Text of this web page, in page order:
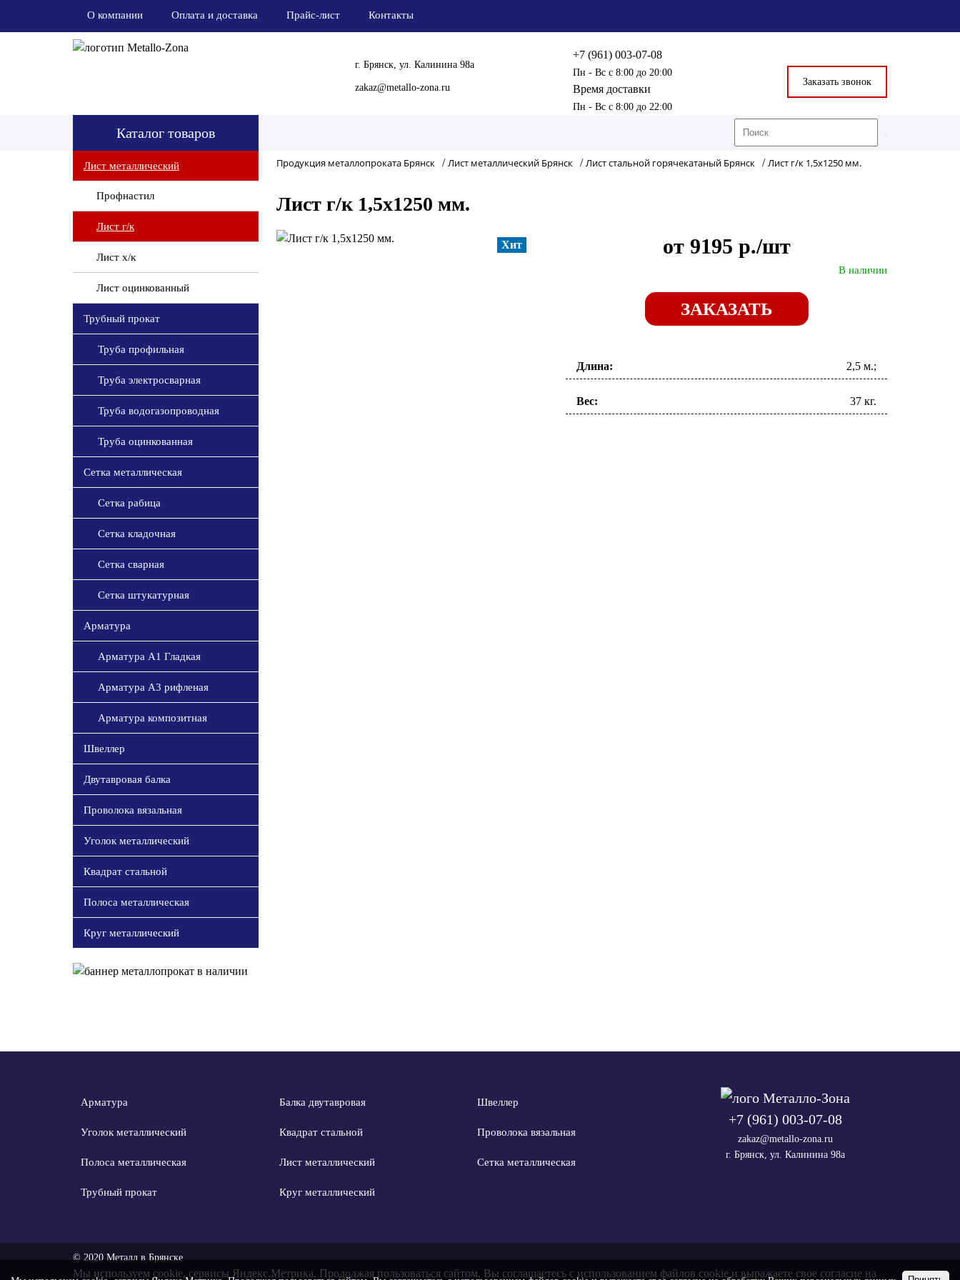
О компании Оплата и доставка Прайс-лист Контакты
г. Брянск, ул. Калинина 98а
zakaz@metallo-zona.ru
+7 (961) 003-07-08
Пн - Вс с 8:00 до 20:00
Время доставки
Пн - Вс с 8:00 до 22:00
Заказать звонок
Каталог товаров
Лист металлический
Профнастил
Лист г/к
Лист х/к
Лист оцинкованный
Трубный прокат
Труба профильная
Труба электросварная
Труба водогазопроводная
Труба оцинкованная
Сетка металлическая
Сетка рабица
Сетка кладочная
Сетка сварная
Сетка штукатурная
Арматура
Арматура А1 Гладкая
Арматура А3 рифленая
Арматура композитная
Швеллер
Двутавровая балка
Проволока вязальная
Уголок металлический
Квадрат стальной
Полоса металлическая
Круг металлический
Продукция металлопроката Брянск /Лист металлический Брянск /Лист стальной горячекатаный Брянск /Лист г/к 1,5х1250 мм.
Лист г/к 1,5х1250 мм.
Хит от 9195 р./шт
В наличии
ЗАКАЗАТЬ
Длина: 2,5 м.;
Вес: 37 кг.
Арматура Балка двутавровая Швеллер
Уголок металлический Квадрат стальной Проволока вязальная
Полоса металлическая Лист металлический Сетка металлическая
Трубный прокат Круг металлический
+7 (961) 003-07-08
zakaz@metallo-zona.ru
г. Брянск, ул. Калинина 98а
© 2020 Металл в Брянске
Мы используем cookie, сервисы Яндекс.Метрика. Продолжая пользоваться сайтом, Вы соглашаетесь с использованием файлов cookie и выражаете свое согласие на